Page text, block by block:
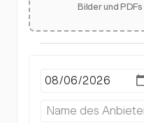
Bilder und